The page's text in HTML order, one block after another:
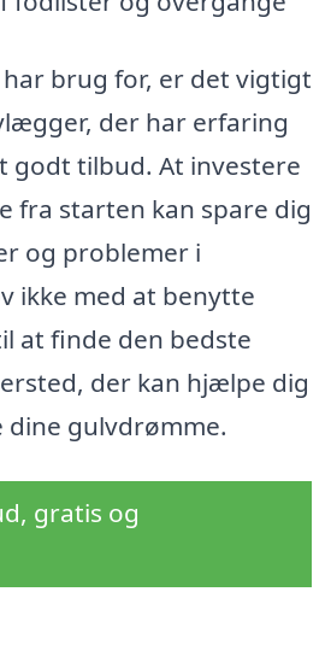
brug for, er det vigtigt
der har erfaring
godt tilbud. At investere
fra starten kan spare dig
og problemer i
ikke med at benytte
at finde den bedste
der kan hjælpe dig
dine gulvdrømme.
gratis og